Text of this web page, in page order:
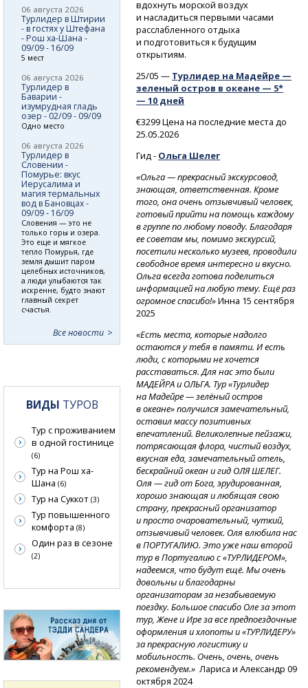
вдохнуть морской воздух
и насладиться первыми часами
расслабленного отдыха
и подготовиться к будущим
открытиям.
25/05 — Турлидер на Мадейре —
зеленый остров в океане — 5*
— 10 дней
€3299 Цена на последние места до
25.05.2026
Гид - Ольга Шелег
«Ольга — прекрасный экскурсовод,
знающая, ответственная. Кроме
того, она очень отзывчивый человек,
готовый прийти на помощь каждому
в группе по любому поводу. Благодаря
ее советам мы, помимо экскурсий,
посетили несколько музеев, проводили
свободное время интересно и вкусно.
Ольга всегда готова поделиться
информацией на любую тему. Ещё раз
огромное спасибо!»Инна 15 сентября
2025
«Есть места, которые надолго
остаются у тебя в памяти. И есть
люди, с которыми не хочется
расставаться. Для нас это были
МАДЕЙРА и ОЛЬГА. Тур «Турлидер
на Мадейре — зелёный остров
в океане» получился замечательный,
оставил массу позитивных
впечатлений. Великолепные пейзажи,
потрясающая флора, чистый воздух,
вкусная еда, замечательный отель,
бескрайний океан и гид ОЛЯ ШЕЛЕГ.
Оля — гид от Бога, эрудированная,
хорошо знающая и любящая свою
страну, прекрасный организатор
и просто очаровательный, чуткий,
отзывчивый человек. Оля влюбила нас
в ПОРТУГАЛИЮ. Это уже наш второй
тур в Португалию с «ТУРЛИДЕРОМ»,
надеемся, что будут ещё. Мы очень
довольны и благодарны
организаторам за незабываемую
поездку. Большое спасибо Оле за этот
тур, Жене и Ире за все предпоездочные
оформления и хлопоты и «ТУРЛИДЕРУ»
за прекрасную логистику и
мобильность. Очень, очень, очень
рекомендуем.» Лариса и Александр 09
октября 2024
06 августа 2026
Турлидер в Штирии
- в гостях у Штефана
- Рош ха-Шана -
09/09 - 16/09
5 мест
06 августа 2026
Турлидер в
Баварии -
изумрудная гладь
озер - 02/09 - 09/09
Одно место
06 августа 2026
Турлидер в
Словении -
Помурье: вкус
Иерусалима и
магия термальных
вод в Бановцах -
09/09 - 16/09
Словения — это не
только горы и озера.
Это еще и мягкое
тепло Помурья, где
земля дышит паром
целебных источников,
а люди улыбаются так
искренне, будто знают
главный секрет
счастья.
Все новости
ВИДЫ ТУРОВ
Тур с проживанием
в одной гостинице
(6)
Тур на Рош ха-
Шана (6)
Тур на Суккот (3)
Тур повышенного
комфорта (8)
Один раз в сезоне
(2)